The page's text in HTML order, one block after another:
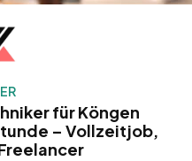
für Köngen
– Vollzeitjob,